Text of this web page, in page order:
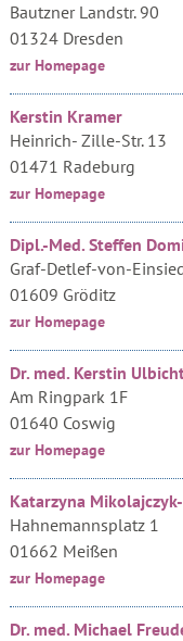
Bautzner Landstr. 90
01324 Dresden
zur Homepage
Kerstin Kramer
Heinrich- Zille-Str. 13
01471 Radeburg
zur Homepage
Dipl.-Med. Steffen
Graf-Detlef-von-
01609 Gröditz
zur Homepage
Dr. med. Kerstin
Am Ringpark 1F
01640 Coswig
zur Homepage
Katarzyna
Hahnemannsplatz 1
01662 Meißen
zur Homepage
Dr. med. Michael